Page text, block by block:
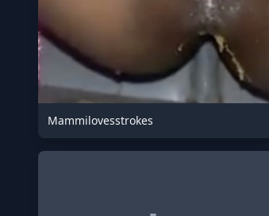
Mammilovesstrokes